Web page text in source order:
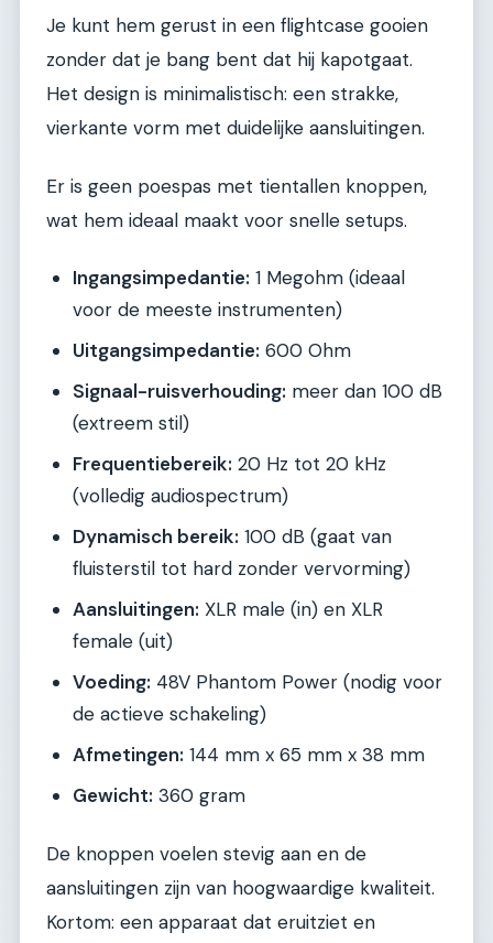
Je kunt hem gerust in een flightcase gooien
zonder dat je bang bent dat hij kapotgaat.
Het design is minimalistisch: een strakke,
vierkante vorm met duidelijke aansluitingen.
Er is geen poespas met tientallen knoppen,
wat hem ideaal maakt voor snelle setups.
Ingangsimpedantie: 1 Megohm (ideaal
voor de meeste instrumenten)
Uitgangsimpedantie: 600 Ohm
Signaal-ruisverhouding: meer dan 100 dB
(extreem stil)
Frequentiebereik: 20 Hz tot 20 kHz
(volledig audiospectrum)
Dynamisch bereik: 100 dB (gaat van
fluisterstil tot hard zonder vervorming)
Aansluitingen: XLR male (in) en XLR
female (uit)
Voeding: 48V Phantom Power (nodig voor
de actieve schakeling)
Afmetingen: 144 mm x 65 mm x 38 mm
Gewicht: 360 gram
De knoppen voelen stevig aan en de
aansluitingen zijn van hoogwaardige kwaliteit.
Kortom: een apparaat dat eruitziet en